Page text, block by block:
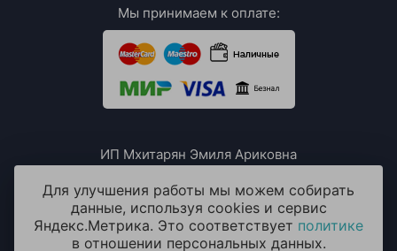
Мы принимаем к оплате:
ИП Мхитарян Эмиля Ариковна
ИНН: 771385063807
ОГРН / ОГРНИП: 319508100076230
Для улучшения работы мы можем собирать
данные, используя cookies и сервис
Яндекс.Метрика. Это соответствует политике
в отношении персональных данных.